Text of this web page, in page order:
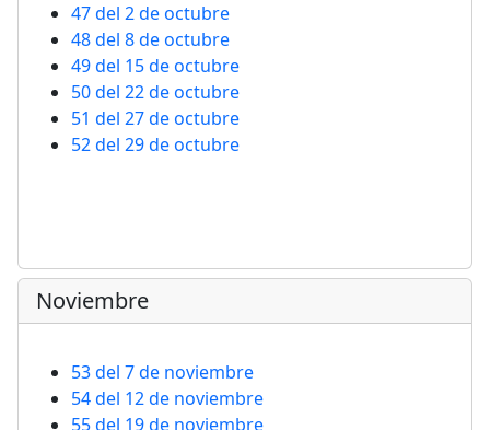
47 del 2 de octubre
48 del 8 de octubre
49 del 15 de octubre
50 del 22 de octubre
51 del 27 de octubre
52 del 29 de octubre
Noviembre
53 del 7 de noviembre
54 del 12 de noviembre
55 del 19 de noviembre